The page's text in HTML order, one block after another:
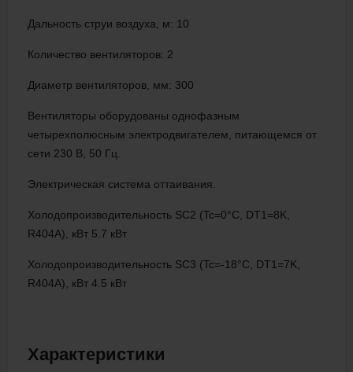
Дальность струи воздуха, м: 10
Количество вентиляторов: 2
Диаметр вентиляторов, мм: 300
Вентиляторы оборудованы однофазным
четырехполюсным электродвигателем, питающемся от
сети 230 В, 50 Гц.
Электрическая система оттаивания.
Холодопроизводительность SC2 (Tc=0°C, DT1=8K,
R404A), кВт 5.7 кВт
Холодопроизводительность SC3 (Tc=-18°C, DT1=7K,
R404A), кВт 4.5 кВт
Характеристики